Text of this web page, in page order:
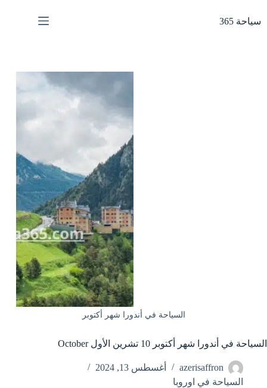
المحتوى
سياحة 365
السياحة في أندورا شهر أكتوبر
السياحة في أندورا شهر أكتوبر 10 تشرين الأول October
azerisaffron
أغسطس 13, 2024
السياحة في اوروبا